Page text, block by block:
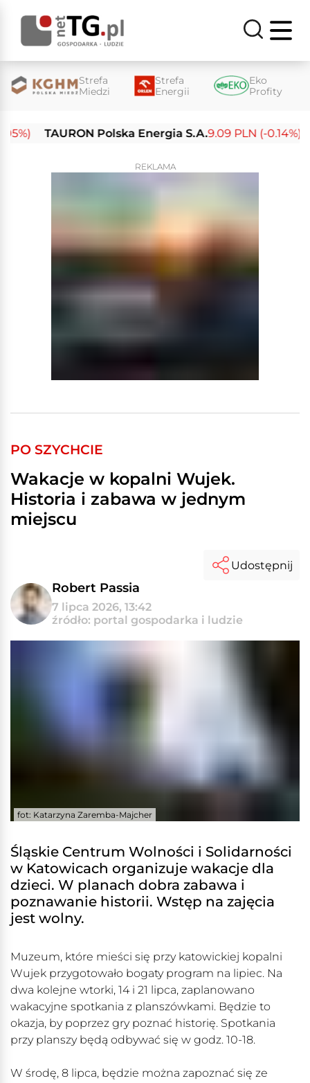
Strefa
Miedzi
Strefa
Energii
Eko
Profity
TAURON Polska Energia S.A.9.09 PLN (-0.14%)
REKLAMA
PO SZYCHCIE
Wakacje w kopalni Wujek.
Historia i zabawa w jednym
miejscu
Robert Passia
7 lipca 2026, 13:42
źródło: portal gospodarka i ludzie
Udostępnij
fot: Katarzyna Zaremba-Majcher
Śląskie Centrum Wolności i Solidarności
w Katowicach organizuje wakacje dla
dzieci. W planach dobra zabawa i
poznawanie historii. Wstęp na zajęcia
jest wolny.
Muzeum, które mieści się przy katowickiej kopalni
Wujek przygotowało bogaty program na lipiec. Na
dwa kolejne wtorki, 14 i 21 lipca, zaplanowano
wakacyjne spotkania z planszówkami. Będzie to
okazja, by poprzez gry poznać historię. Spotkania
przy planszy będą odbywać się w godz. 10-18.
W środę, 8 lipca, będzie można zapoznać się ze